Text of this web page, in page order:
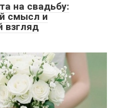
на свадьбу:
смысл и
взгляд